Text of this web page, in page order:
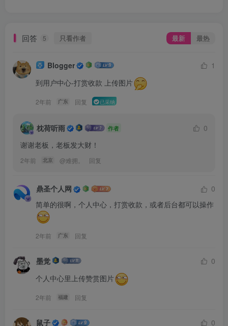
回答 5 只看作者 最新 最热
Blogger
1
到用户中心-打赏收款 上传图片
2年前 广东 回复 已采纳
枕荷听雨 作者
0
谢谢老板，老板发大财！
2年前 北京 @难拥。 回复
鼎圣个人网
0
简单的很啊，个人中心，打赏收款，或者后台都可以操作
2年前 广东 回复
墨觉
0
个人中心里上传赞赏图片
2年前 福建 回复
鼠子 0